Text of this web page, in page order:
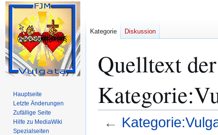
Quelltext
←
Kategorie Diskussion
Hauptseite
Letzte Änderungen
Zufällige Seite
Hilfe zu MediaWiki
Spezialseiten